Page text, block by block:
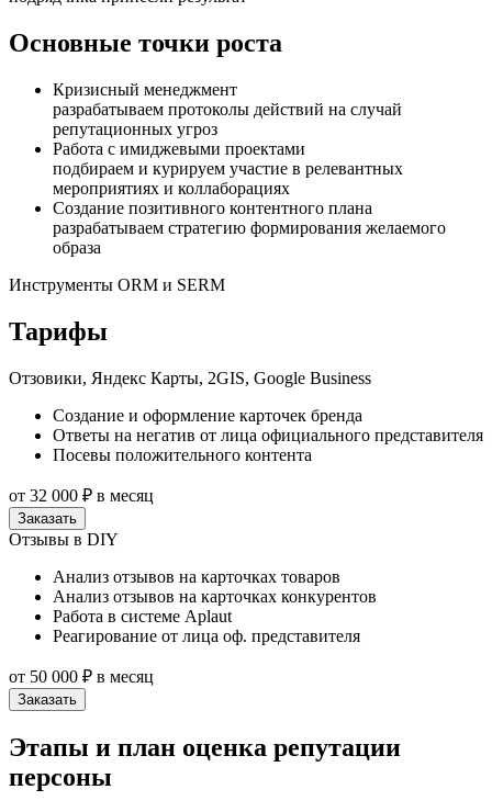
Основные точки роста
Кризисный менеджмент
разрабатываем протоколы действий на случай
репутационных угроз
Работа с имиджевыми проектами
подбираем и курируем участие в релевантных
мероприятиях и коллаборациях
Создание позитивного контентного плана
разрабатываем стратегию формирования желаемого
образа
Инструменты ORM и SERM
Тарифы
Отзовики, Яндекс Карты, 2GIS, Google Business
Создание и оформление карточек бренда
Ответы на негатив от лица официального представителя
Посевы положительного контента
от 32 000 ₽ в месяц
Заказать
Отзывы в DIY
Анализ отзывов на карточках товаров
Анализ отзывов на карточках конкурентов
Работа в системе Aplaut
Реагирование от лица оф. представителя
от 50 000 ₽ в месяц
Заказать
Этапы и план оценка репутации
персоны